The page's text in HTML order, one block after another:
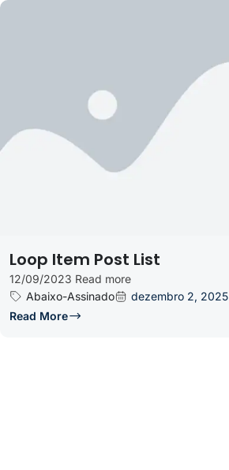
Loop Item Post List
12/09/2023 Read more
Abaixo-Assinado
dezembro 2, 2025
Read More